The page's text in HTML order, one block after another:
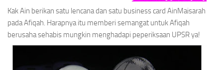
Kak Ain berikan satu lencana dan satu business card AinMaisarah
pada Afiqah. Harapnya itu memberi semangat untuk Afiqah
berusaha sehabis mungkin menghadapi peperiksaan UPSR ya!